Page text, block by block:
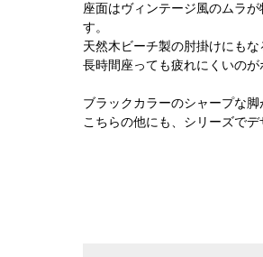
座面はヴィンテージ風のムラ
す。
天然木ビーチ製の肘掛けにも
長時間座っても疲れにくいのが
ブラックカラーのシャープな
こちらの他にも、シリーズで